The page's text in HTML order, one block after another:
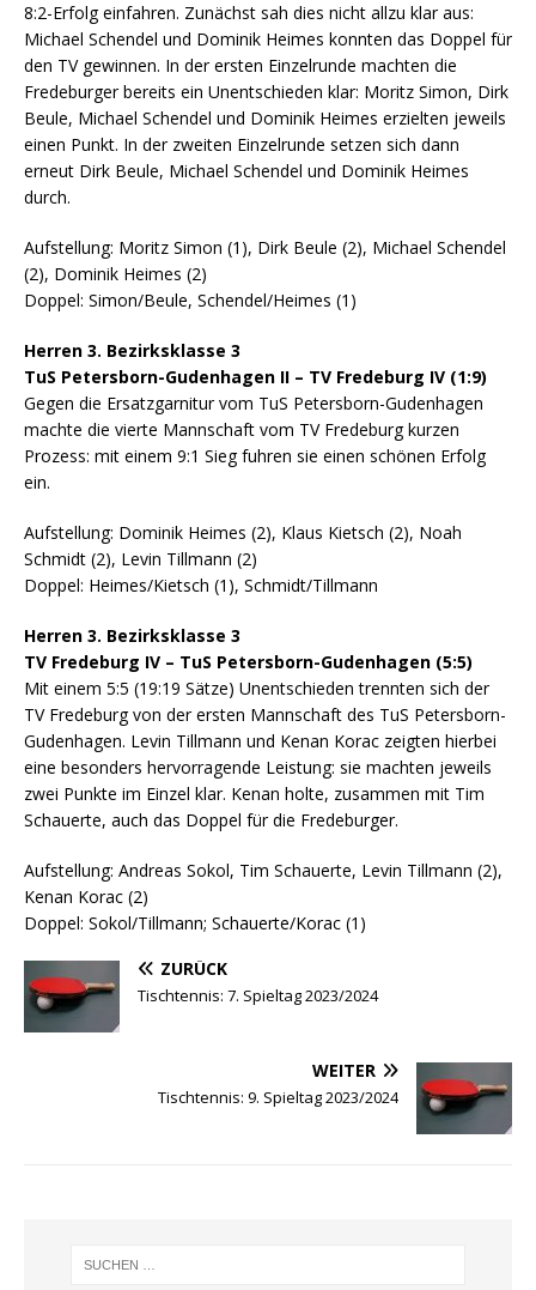
8:2-Erfolg einfahren. Zunächst sah dies nicht allzu klar aus:
Michael Schendel und Dominik Heimes konnten das Doppel für
den TV gewinnen. In der ersten Einzelrunde machten die
Fredeburger bereits ein Unentschieden klar: Moritz Simon, Dirk
Beule, Michael Schendel und Dominik Heimes erzielten jeweils
einen Punkt. In der zweiten Einzelrunde setzen sich dann
erneut Dirk Beule, Michael Schendel und Dominik Heimes
durch.
Aufstellung: Moritz Simon (1), Dirk Beule (2), Michael Schendel
(2), Dominik Heimes (2)
Doppel: Simon/Beule, Schendel/Heimes (1)
Herren 3. Bezirksklasse 3
TuS Petersborn-Gudenhagen II – TV Fredeburg IV (1:9)
Gegen die Ersatzgarnitur vom TuS Petersborn-Gudenhagen
machte die vierte Mannschaft vom TV Fredeburg kurzen
Prozess: mit einem 9:1 Sieg fuhren sie einen schönen Erfolg
ein.
Aufstellung: Dominik Heimes (2), Klaus Kietsch (2), Noah
Schmidt (2), Levin Tillmann (2)
Doppel: Heimes/Kietsch (1), Schmidt/Tillmann
Herren 3. Bezirksklasse 3
TV Fredeburg IV – TuS Petersborn-Gudenhagen (5:5)
Mit einem 5:5 (19:19 Sätze) Unentschieden trennten sich der
TV Fredeburg von der ersten Mannschaft des TuS Petersborn-
Gudenhagen. Levin Tillmann und Kenan Korac zeigten hierbei
eine besonders hervorragende Leistung: sie machten jeweils
zwei Punkte im Einzel klar. Kenan holte, zusammen mit Tim
Schauerte, auch das Doppel für die Fredeburger.
Aufstellung: Andreas Sokol, Tim Schauerte, Levin Tillmann (2),
Kenan Korac (2)
Doppel: Sokol/Tillmann; Schauerte/Korac (1)
ZURÜCK
Tischtennis: 7. Spieltag 2023/2024
WEITER
Tischtennis: 9. Spieltag 2023/2024